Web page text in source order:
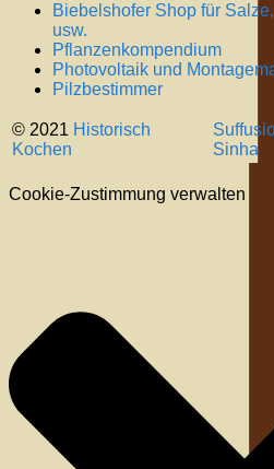
Biebelshofer Shop für
usw.
Pflanzenkompendium
Photovoltaik und
Pilzbestimmer
© 2021 Historisch
Kochen
Sinha
Cookie-Zustimmung verwalten